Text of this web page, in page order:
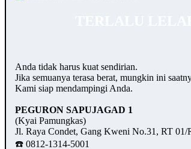
Anda tidak harus kuat sendirian.
Jika semuanya terasa berat, mungkin ini
Kami siap mendampingi Anda.
PEGURON SAPUJAGAD 1
(Kyai Pamungkas)
Jl. Raya Condet, Gang Kweni No.31, RT 01/
☎️ 0812-1314-5001